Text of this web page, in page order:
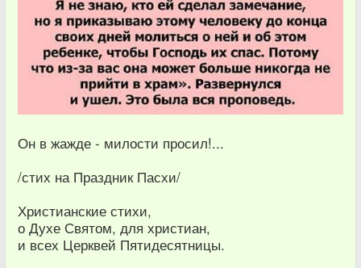
Он в жажде - милости просил!...
/стих на Праздник Пасхи/
Христианские стихи,
о Духе Святом, для христиан,
и всех Церквей Пятидесятницы.